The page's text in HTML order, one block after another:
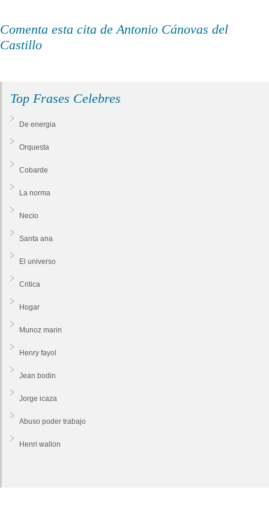
Comenta esta cita de Antonio Cánovas del
Castillo
Top Frases Celebres
De energia
Orquesta
Cobarde
La norma
Necio
Santa ana
El universo
Critica
Hogar
Munoz marin
Henry fayol
Jean bodin
Jorge icaza
Abuso poder trabajo
Henri wallon